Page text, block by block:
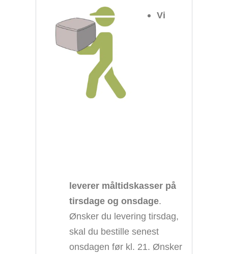
Vi
leverer måltidskasser på
tirsdage og onsdage.
Ønsker du levering tirsdag,
skal du bestille senest
onsdagen før kl. 21. Ønsker